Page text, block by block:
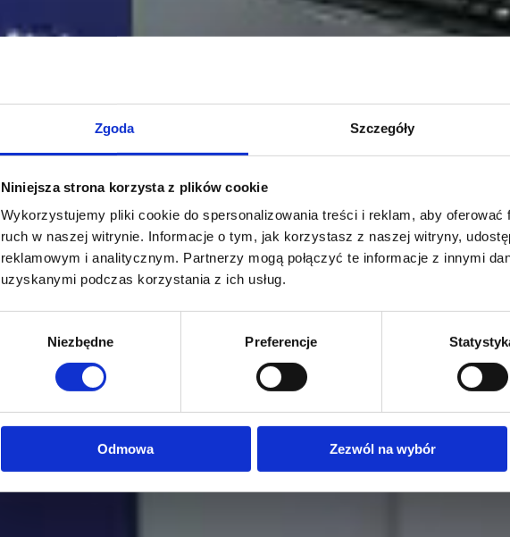
Zgoda Szczegóły
Niniejsza strona korzysta z plików cookie
Wykorzystujemy pliki cookie do spersonalizowania treści i reklam, aby oferować
ruch w naszej witrynie. Informacje o tym, jak korzystasz z naszej witryny,
reklamowym i analitycznym. Partnerzy mogą połączyć te informacje z innymi
uzyskanymi podczas korzystania z ich usług.
Niezbędne Preferencje
Odmowa Zezwól na wybór